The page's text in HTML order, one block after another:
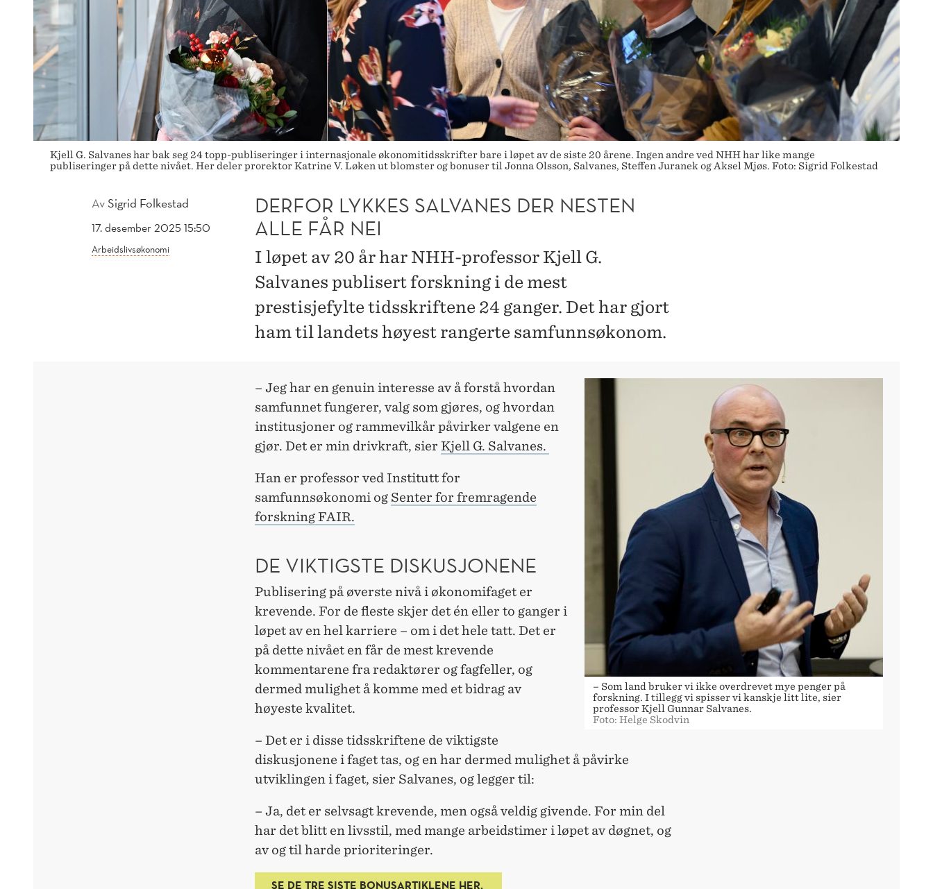
Kjell G. Salvanes har bak seg 24 topp-publiseringer i internasjonale økonomitidsskrifter bare i løpet av de siste 20 årene. Ingen andre ved NHH har like mange
publiseringer på dette nivået. Her deler prorektor Katrine V. Løken ut blomster og bonuser til Jonna Olsson, Salvanes, Steffen Juranek og Aksel Mjøs. Foto: Sigrid Folkestad
AvSigrid Folkestad
17. desember 2025 15:50
Arbeidslivsøkonomi
DERFOR LYKKES SALVANES DER NESTEN
ALLE FÅR NEI
I løpet av 20 år har NHH-professor Kjell G.
Salvanes publisert forskning i de mest
prestisjefylte tidsskriftene 24 ganger. Det har gjort
ham til landets høyest rangerte samfunnsøkonom.
– Som land bruker vi ikke overdrevet mye penger på
forskning. I tillegg vi spisser vi kanskje litt lite, sier
professor Kjell Gunnar Salvanes.
Foto: Helge Skodvin
– Jeg har en genuin interesse av å forstå hvordan
samfunnet fungerer, valg som gjøres, og hvordan
institusjoner og rammevilkår påvirker valgene en
gjør. Det er min drivkraft, sier Kjell G. Salvanes.
Han er professor ved Institutt for
samfunnsøkonomi og Senter for fremragende
forskning FAIR.
DE VIKTIGSTE DISKUSJONENE
Publisering på øverste nivå i økonomifaget er
krevende. For de fleste skjer det én eller to ganger i
løpet av en hel karriere – om i det hele tatt. Det er
på dette nivået en får de mest krevende
kommentarene fra redaktører og fagfeller, og
dermed mulighet å komme med et bidrag av
høyeste kvalitet.
– Det er i disse tidsskriftene de viktigste
diskusjonene i faget tas, og en har dermed mulighet å påvirke
utviklingen i faget, sier Salvanes, og legger til:
– Ja, det er selvsagt krevende, men også veldig givende. For min del
har det blitt en livsstil, med mange arbeidstimer i løpet av døgnet, og
av og til harde prioriteringer.
SE DE TRE SISTE BONUSARTIKLENE HER.